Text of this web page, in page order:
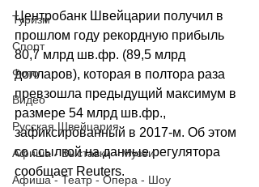
Туризм
Спорт
Фото
Видео
Русская Швейцария
Афиша - Выставки - Музеи
Афиша - Театр - Опера - Шоу
Центробанк Швейцарии получил в
прошлом году рекордную прибыль
80,7 млрд шв.фр. (89,5 млрд
долларов), которая в полтора раза
превзошла предыдущий максимум в
размере 54 млрд шв.фр.,
зафиксированный в 2017-м. Об этом
со ссылкой на данные регулятора
сообщает Reuters.